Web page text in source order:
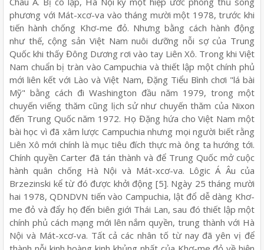
phương với Mát-xcơ-va vào tháng mười một 1978, trước khi
tiến hành chống Khơ-me đỏ. Nhưng bằng cách hành động
như thế, cộng sản Việt Nam nuôi dưỡng nỗi sợ của Trung
Quốc khi thấy Đông Dương rơi vào tay Liên Xô. Trong khi Việt
Nam chuẩn bị tràn vào Campuchia và thiết lập một chính phủ
mới liên kết với Lào và Việt Nam, Đặng Tiểu Bình chơi "lá bài
Mỹ" bằng cách đi Washington đầu năm 1979, trong một
chuyến viếng thăm cũng lịch sử như chuyến thăm của Nixon
đến Trung Quốc năm 1972. Họ Đặng hứa cho Việt Nam một
bài học vì đã xâm lược Campuchia nhưng mọi người biết rằng
Liên Xô mới chính là mục tiêu đích thực mà ông ta hướng tới.
Chính quyền Carter đã tán thành và để Trung Quốc mở cuộc
hành quân chống Hà Nội và Mát-xcơ-va. Lôgic Á Âu của
Brzezinski kể từ đó được khởi động [5]. Ngày 25 tháng mười
hai 1978, QDNDVN tiến vào Campuchia, lật đổ dễ dàng Khơ-
me đỏ và đẩy họ đến biên giới Thái Lan, sau đó thiết lập một
chính phủ cách mạng mới lên nắm quyền, trung thành với Hà
Nội và Mát-xcơ-va. Tất cả các nhân tố từ nay đã yên vị để